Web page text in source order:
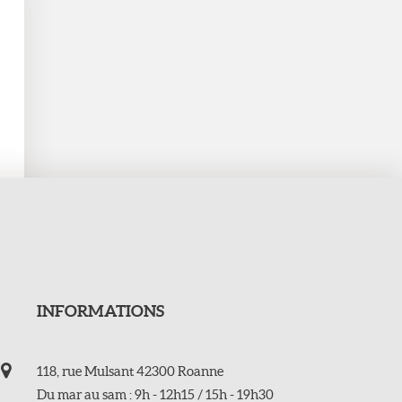
INFORMATIONS
118, rue Mulsant 42300 Roanne
Du mar au sam : 9h - 12h15 / 15h - 19h30